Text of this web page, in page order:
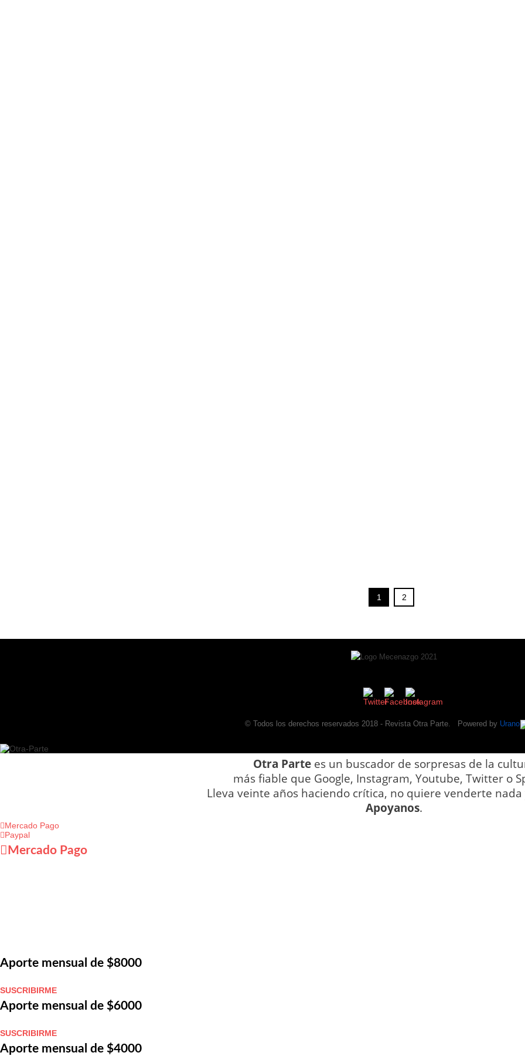
1 2
© Todos los derechos reservados 2018 - Revista Otra Parte. Powered by Urano
Otra Partees un buscador de sorpresas de la
más fiable que Google, Instagram, Youtube, Twitter o
Lleva veinte años haciendo crítica, no quiere venderte nada
Apoyanos.
Mercado Pago
Paypal
Mercado Pago
Aporte mensual de $8000
SUSCRIBIRME
Aporte mensual de $6000
SUSCRIBIRME
Aporte mensual de $4000